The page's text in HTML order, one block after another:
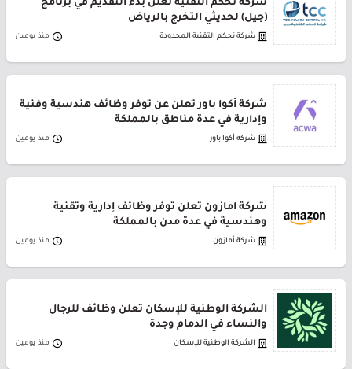
شركة تحكم التقنية تعلن بدء التقديم في برنامج
(جيل) لحديثي التخرج بالرياض
شركة تحكم التقنية المحدودة منذ يومين
شركة أكوا باور تعلن عن توفر وظائف هندسية وفنية
وإدارية في عدة مناطق بالمملكة
شركة أكوا باور منذ يومين
شركة أمازون تعلن توفر وظائف إدارية وتقنية
وهندسية في عدة مدن بالمملكة
شركة أمازون منذ يومين
الشركة الوطنية للإسكان تعلن وظائف للرجال
والنساء في الدمام وجدة
الشركة الوطنية للإسكان منذ يومين